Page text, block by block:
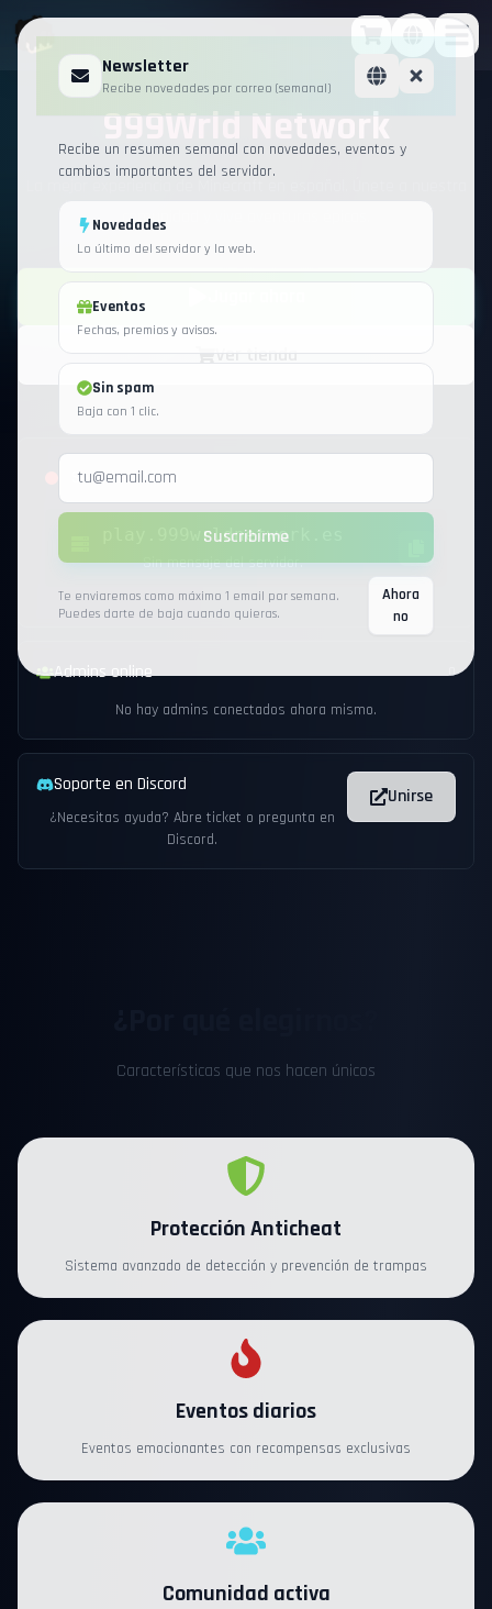
Newsletter
Recibe novedades por correo (semanal)
Recibe un resumen semanal con novedades, eventos y
cambios importantes del servidor.
Novedades
Lo último del servidor y la web.
Eventos
Fechas, premios y avisos.
Sin spam
Baja con 1 clic.
Suscribirme
Te enviaremos como máximo 1 email por semana.
Puedes darte de baja cuando quieras.
Ahora
no
999Wrld Network
comunidad y vive aventuras épicas.
Ver tienda
Servidor offline
play.999wrldnetwork.es
Sin mensaje del servidor.
Admins online 0
No hay admins conectados ahora mismo.
Soporte en Discord
¿Necesitas ayuda? Abre ticket o pregunta en
Discord.
Unirse
Características que nos hacen únicos
Protección Anticheat
Sistema avanzado de detección y prevención de trampas
Eventos diarios
Eventos emocionantes con recompensas exclusivas
Comunidad activa